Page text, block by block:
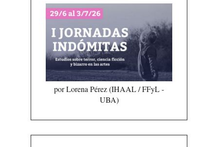
por Lorena Pérez (IHAAL / FFyL -
UBA)